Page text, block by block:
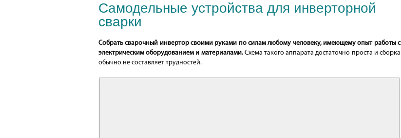
Самодельные устройства для инверторной
сварки
Собрать сварочный инвертор своими руками по силам любому человеку, имеющему опыт работы с
электрическим оборудованием и материалами.Схема такого аппарата достаточно проста и сборка
обычно не составляет трудностей.